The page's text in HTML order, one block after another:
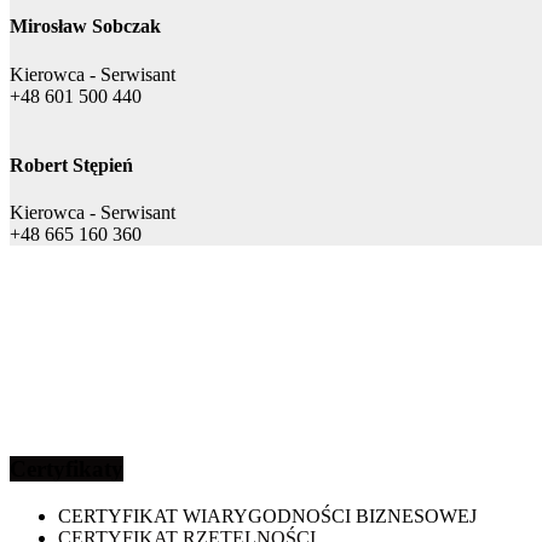
Mirosław Sobczak
Kierowca - Serwisant
+48 601 500 440
Robert Stępień
Kierowca - Serwisant
+48 665 160 360
CERTYFIKAT WIARYGODNOŚCI BIZNESOWEJ
CERTYFIKAT RZETELNOŚCI